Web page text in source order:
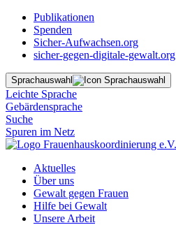
Publikationen
Spenden
Sicher-Aufwachsen.org
sicher-gegen-digitale-gewalt.org
Sprachauswahl
Leichte Sprache
Gebärdensprache
Suche
Spuren im Netz
Aktuelles
Über uns
Gewalt gegen Frauen
Hilfe bei Gewalt
Unsere Arbeit